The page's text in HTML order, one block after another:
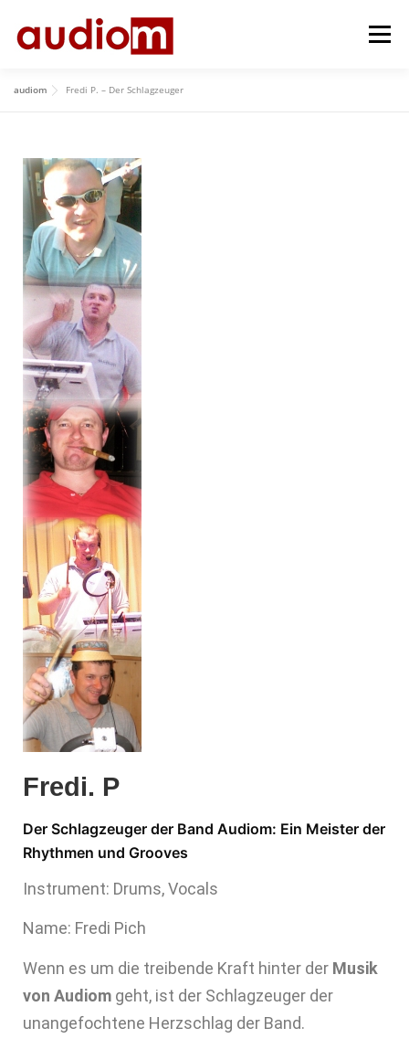
Menü
HISTORY IMPRESSUM
audiom Fredi P. – Der Schlagzeuger
Fredi. P
Der Schlagzeuger der Band Audiom: Ein Meister der
Rhythmen und Grooves
Instrument: Drums, Vocals
Name: Fredi Pich
Wenn es um die treibende Kraft hinter der Musik
von Audiom geht, ist der Schlagzeuger der
unangefochtene Herzschlag der Band.